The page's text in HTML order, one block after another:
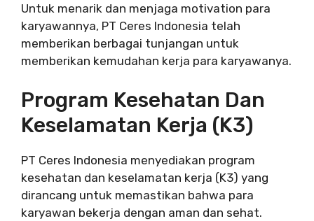
Untuk menarik dan menjaga motivation para
karyawannya, PT Ceres Indonesia telah
memberikan berbagai tunjangan untuk
memberikan kemudahan kerja para karyawanya.
Program Kesehatan Dan
Keselamatan Kerja (K3)
PT Ceres Indonesia menyediakan program
kesehatan dan keselamatan kerja (K3) yang
dirancang untuk memastikan bahwa para
karyawan bekerja dengan aman dan sehat.